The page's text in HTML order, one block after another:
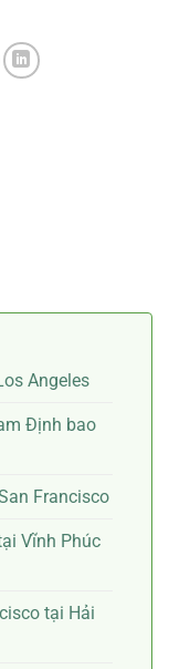
Angeles
Định bao
Francisco
Vĩnh Phúc
tại Hải